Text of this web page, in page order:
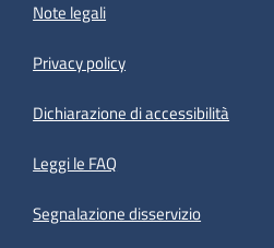
Note legali
Privacy policy
Dichiarazione di accessibilità
Leggi le FAQ
Segnalazione disservizio